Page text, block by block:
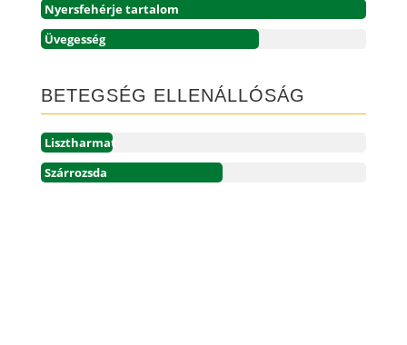
Nyersfehérje tartalom
Üvegesség
BETEGSÉG ELLENÁLLÓSÁG
Lisztharmat
Szárrozsda